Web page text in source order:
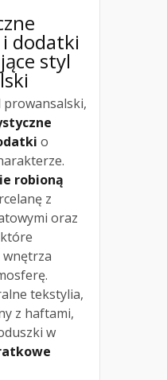
dodatki
styl
prowansalski,
o
robioną
z
oraz
tekstylia,
z haftami,
w